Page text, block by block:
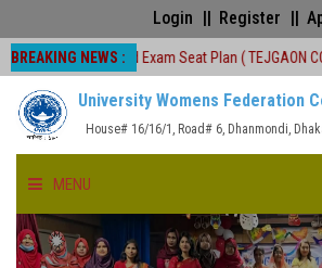
Login Register
BREAKING NEWS :
Board Exam Seat Plan ( TEJGAON COLLEGE)
University Womens Federation
House# 16/16/1, Road# 6, Dhanmondi,
MENU
HOME